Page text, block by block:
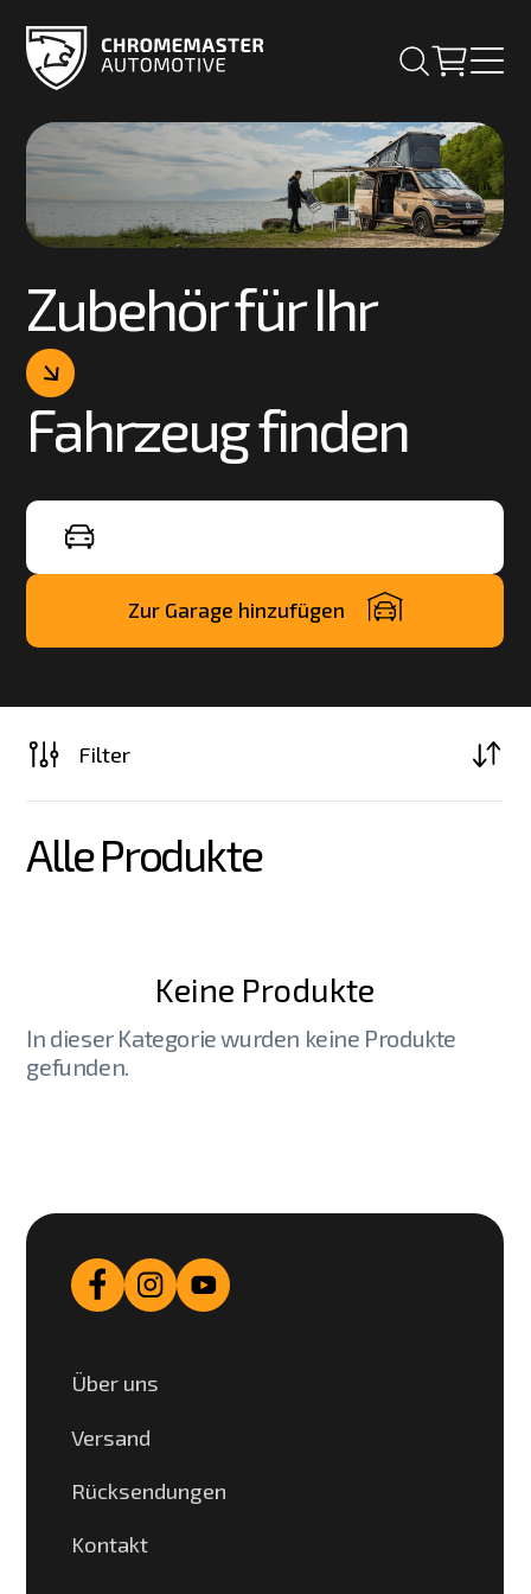
Zubehör für Ihr
Fahrzeug finden
Zur Garage hinzufügen
Filter
Alle Produkte
Keine Produkte
In dieser Kategorie wurden keine Produkte
gefunden.
Über uns
Versand
Rücksendungen
Kontakt